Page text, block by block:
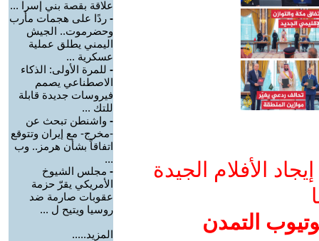
الأفلام الجيدة
التمدن
علاقة بقصة بني إسرا ...
- ردًا على هجمات مأرب
وحضرموت.. الجيش
اليمني يطلق عملية
عسكرية ...
- للمرة الأولى: الذكاء
الاصطناعي يصمم
فيروسات جديدة قابلة
للتك ...
- واشنطن تبحث عن
-مخرج- مع إيران وتتوقع
اتفاقاً بشأن هرمز.. وب
...
- مجلس الشيوخ
الأمريكي يقرّ حزمة
عقوبات صارمة ضد
روسيا ويتيح ل ...
المزيد.....